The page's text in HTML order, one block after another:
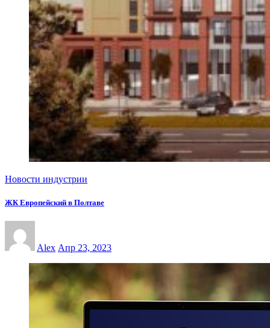
Новости индустрии
ЖК Европейский в Полтаве
Alex Апр 23, 2023